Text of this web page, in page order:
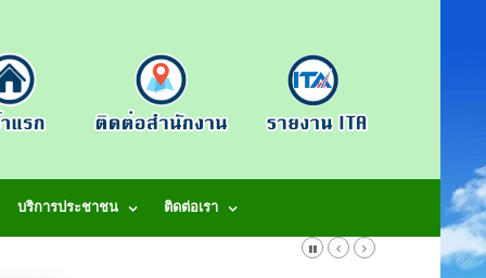
บริการประชาชน ติดต่อเรา